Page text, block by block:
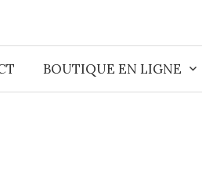
BOUTIQUE EN LIGNE